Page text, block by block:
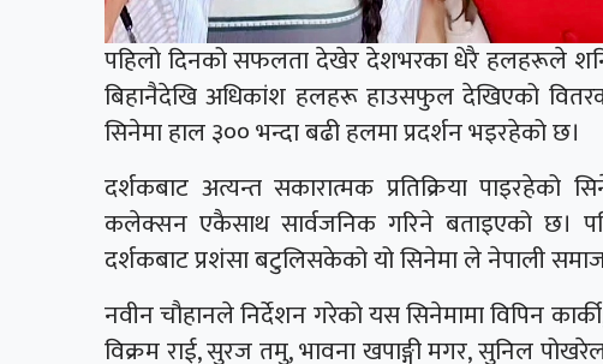
पहिलो दिनको सफलता देखेर देशभरका धेरै हलहरूले
बिहानैदेखि अधिकांश हलहरू हाउसफुल देखिएको
सिनेमा हाल ३०० भन्दा बढी हलमा प्रदर्शन भइरहेको छ।
दर्शकबाट अत्यन्त सकारात्मक प्रतिक्रिया पाइरहेको
कलेक्सन एकैसाथ सार्वजनिक गरिने बताइएको छ।
दर्शकबाट प्रशंसा बटुलिसकेको यो सिनेमा ले नेपाली
नवीन चौहानले निर्देशन गरेको यस सिनेमामा विपिन
विक्रम राई, सुरज तमु, भावना खपाङ्गी मगर, सुनिल